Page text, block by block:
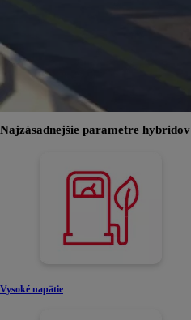
Najzásadnejšie parametre hybridov
Vysoké napätie